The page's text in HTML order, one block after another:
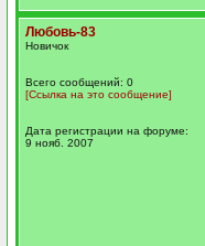
Любовь-83
Новичок
Всего сообщений: 0
[Ссылка на это сообщение]
Дата регистрации на форуме:
9 нояб. 2007